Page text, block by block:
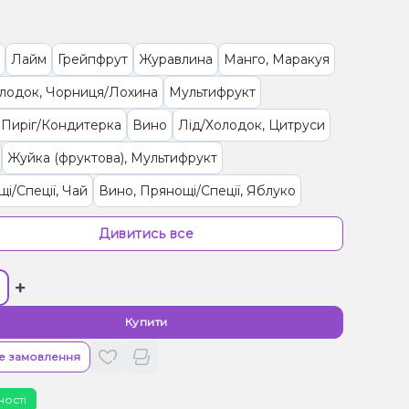
Лайм Грейпфрут Журавлина
Манго, Маракуя
Чорниця/Лохина
Мультифрукт
Кондитерка
Вино
Лід/Холодок, Цитруси
Жуйка (фруктова), Мультифрукт
Спеції, Чай
Вино, Прянощі/Спеції, Яблуко
Ківі, Фейхоа
Ягоди
Цукерки, Мультифрукт
Енергетик
Слива
Лимонад
Вершки/Крем, Ягоди
Спеції, Яблуко
Дивитись все
+
Купити
замовлення